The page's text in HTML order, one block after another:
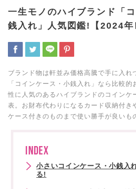
一生モノのハイブランド「
銭入れ」人気図鑑!【2024年
ブランド物は軒並み価格高騰で手に入れ
「コインケース・小銭入れ」なら比較
性に人気のあるハイブランドのコインケ
表。お財布代わりになるカード収納付き
ケース付きのものまで使い勝手が良いも
INDEX
小さいコインケース・小銭入
る!